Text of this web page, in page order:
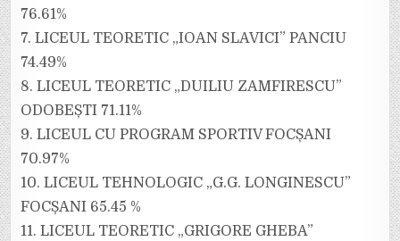
76.61%
7. LICEUL TEORETIC „IOAN SLAVICI” PANCIU
74.49%
8. LICEUL TEORETIC „DUILIU ZAMFIRESCU”
ODOBEȘTI 71.11%
9. LICEUL CU PROGRAM SPORTIV FOCȘANI
70.97%
10. LICEUL TEHNOLOGIC „G.G. LONGINESCU”
FOCȘANI 65.45 %
11. LICEUL TEORETIC „GRIGORE GHEBA”